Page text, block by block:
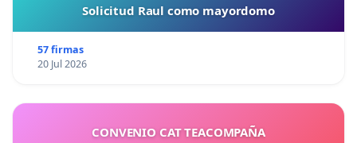
Solicitud Raul como mayordomo
57 firmas
20 Jul 2026
CONVENIO CAT TEACOMPAÑA